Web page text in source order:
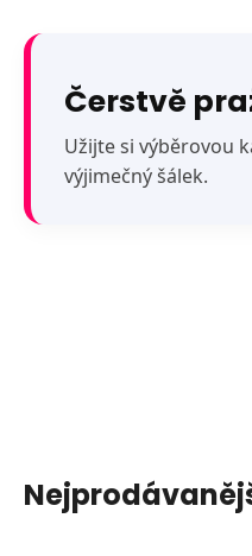
Čerstvě
Užijte si výběrovou
výjimečný šálek.
FOCUS CREMA